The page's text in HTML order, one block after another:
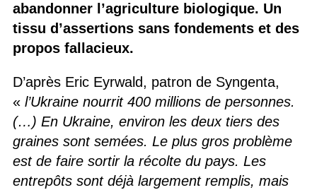
abandonner l’agriculture biologique. Un
tissu d’assertions sans fondements et des
propos fallacieux.
D’après Eric Eyrwald, patron de Syngenta,
« l’Ukraine nourrit 400 millions de personnes.
(…) En Ukraine, environ les deux tiers des
graines sont semées. Le plus gros problème
est de faire sortir la récolte du pays. Les
entrepôts sont déjà largement remplis, mais